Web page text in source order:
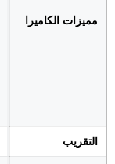
مميزات الكاميرا
التقريب